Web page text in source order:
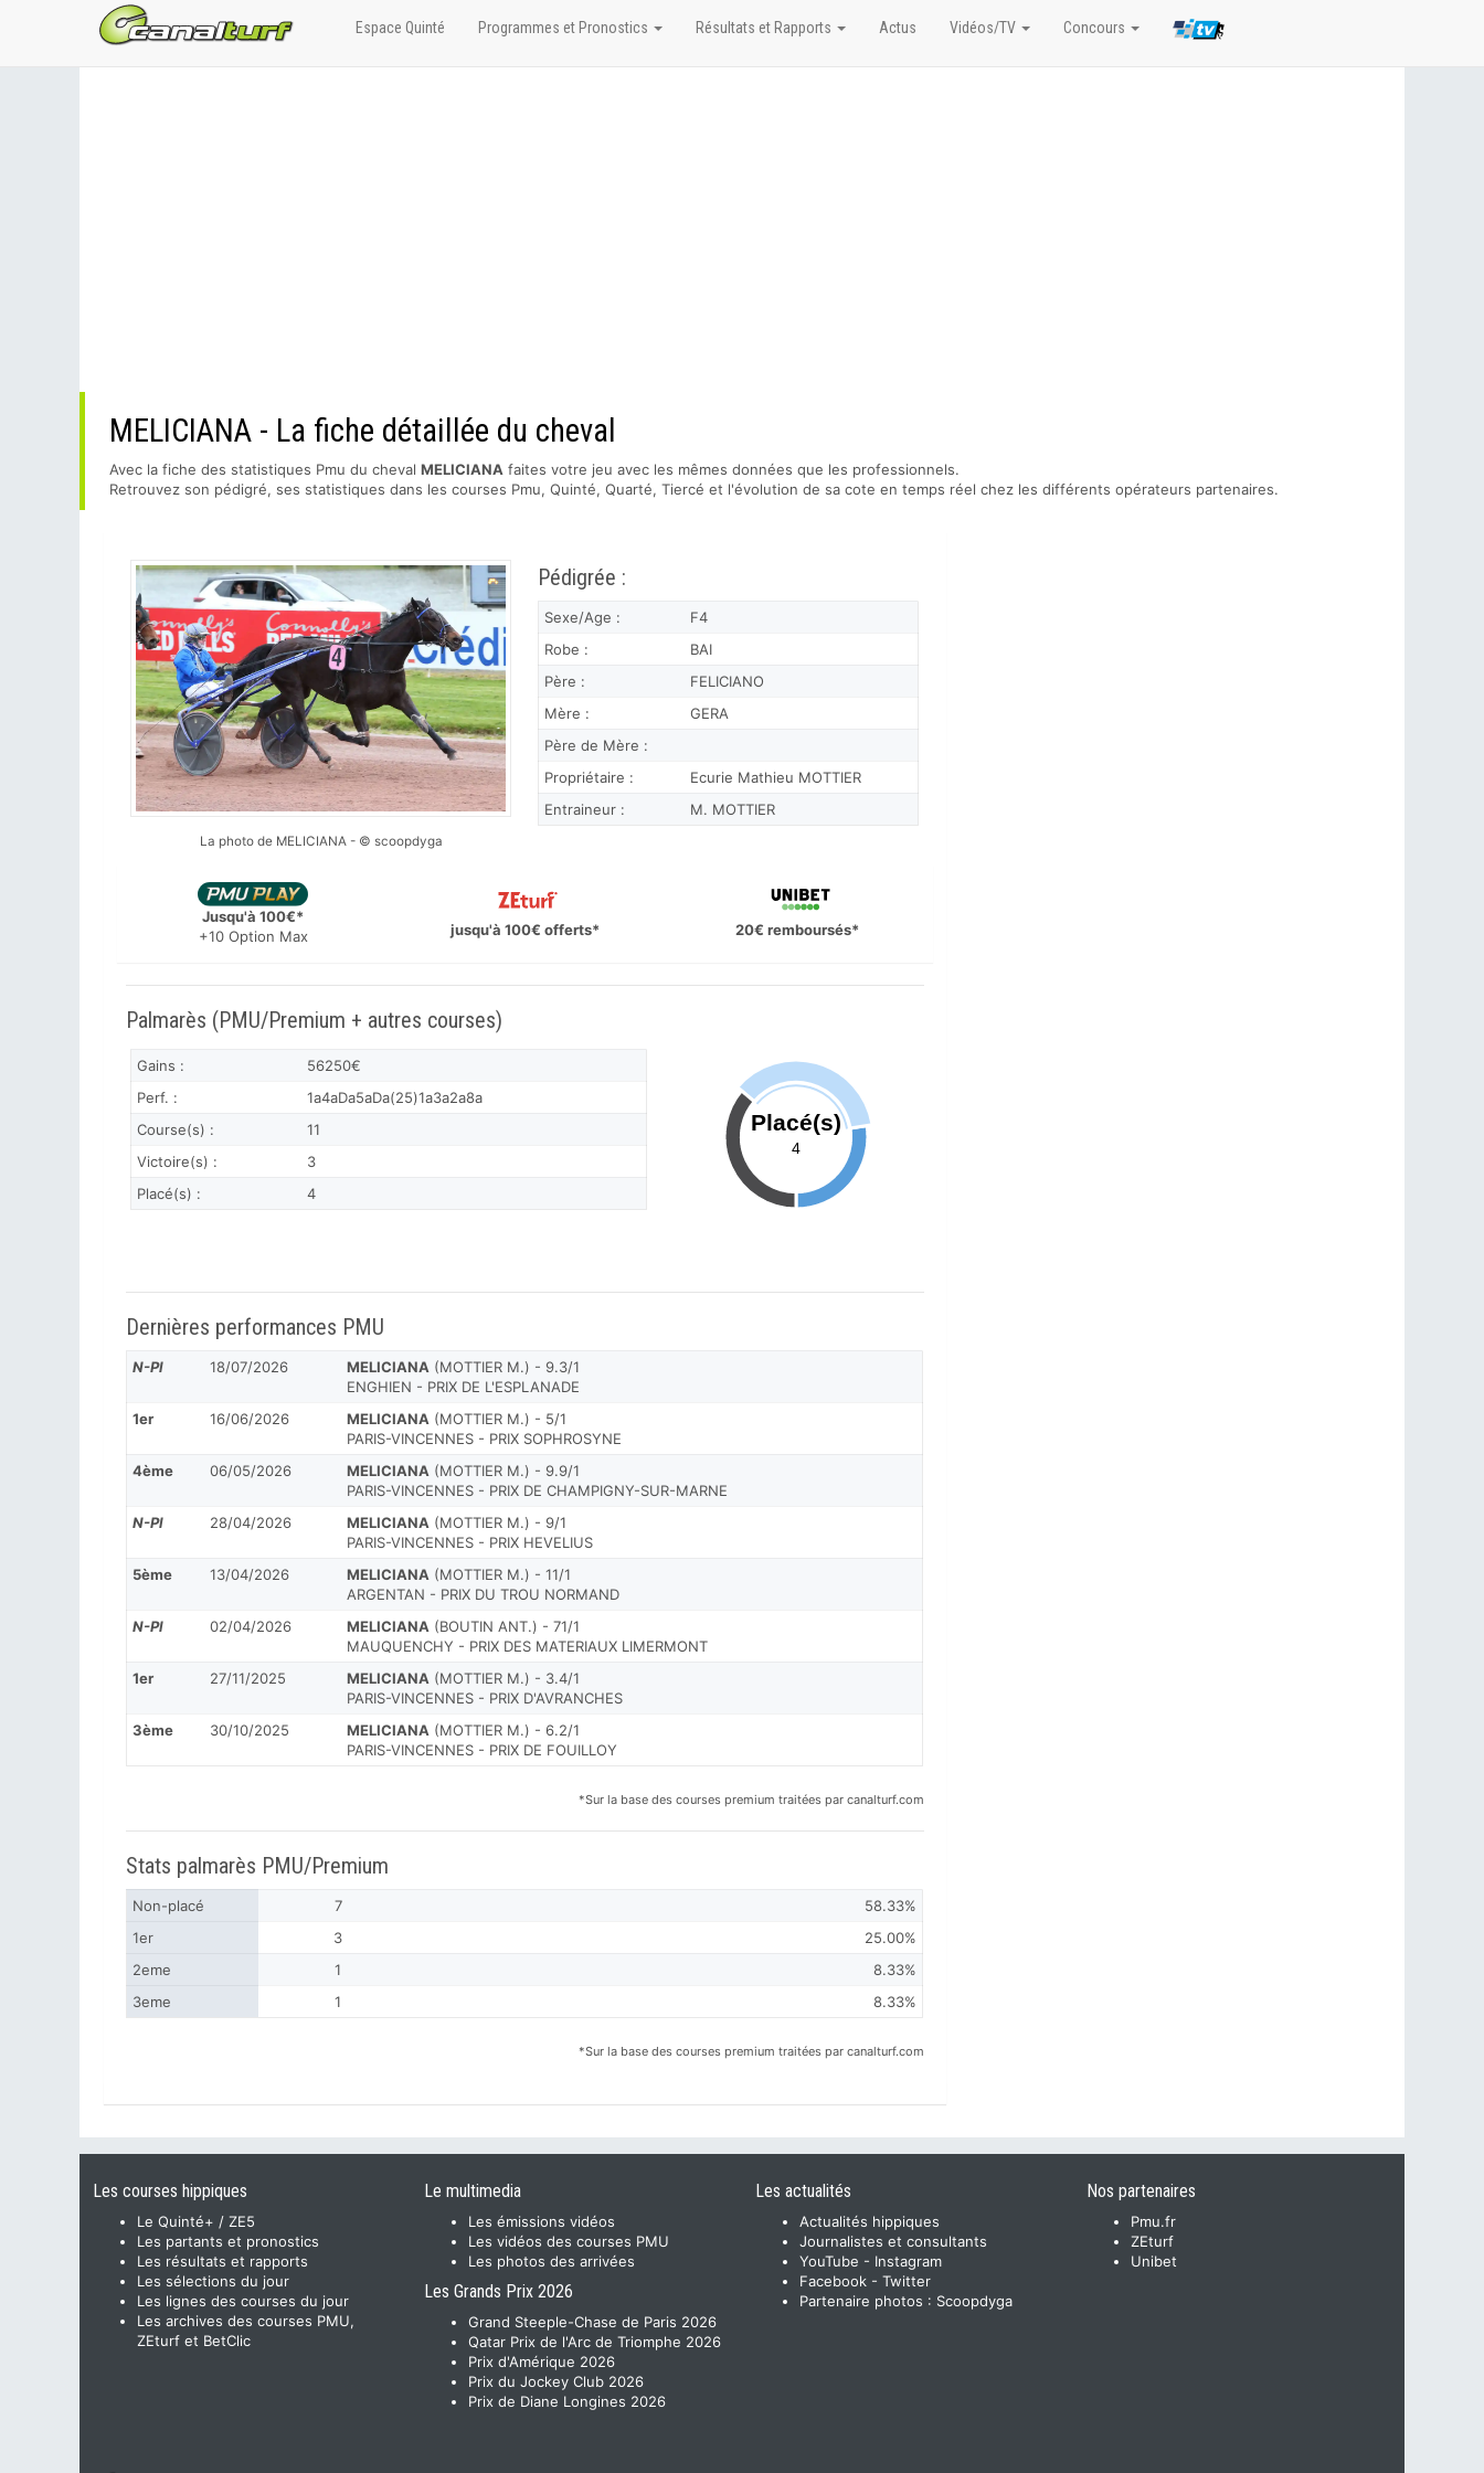
MELICIANA - La fiche détaillée du cheval
Avec la fiche des statistiques Pmu du cheval MELICIANA faites votre jeu avec les mêmes données que les professionnels.
Retrouvez son pédigré, ses statistiques dans les courses Pmu, Quinté, Quarté, Tiercé et l'évolution de sa cote en temps réel chez les différents opérateurs partenaires.
La photo de MELICIANA - © scoopdyga
Pédigrée :
Sexe/Age :
F4
Robe :
BAI
Père :
FELICIANO
Mère :
GERA
Père de Mère :
Propriétaire :
Ecurie Mathieu MOTTIER
Entraineur :
M. MOTTIER
Jusqu'à 100€*
+10 Option Max
jusqu'à 100€ offerts* 20€ remboursés*
Palmarès (PMU/Premium + autres courses)
Gains :
56250€
Perf. :
1a4aDa5aDa(25)1a3a2a8a
Course(s) :
11
Victoire(s) :
3
Placé(s) :
4
Placé(s)
4
Dernières performances PMU
N-Pl 18/07/2026 MELICIANA (MOTTIER M.) - 9.3/1
ENGHIEN - PRIX DE L'ESPLANADE
1er
16/06/2026 MELICIANA (MOTTIER M.) - 5/1
PARIS-VINCENNES - PRIX SOPHROSYNE
4ème
06/05/2026 MELICIANA (MOTTIER M.) - 9.9/1
PARIS-VINCENNES - PRIX DE CHAMPIGNY-SUR-MARNE
N-Pl
28/04/2026 MELICIANA (MOTTIER M.) - 9/1
PARIS-VINCENNES - PRIX HEVELIUS
5ème
13/04/2026 MELICIANA (MOTTIER M.) - 11/1
ARGENTAN - PRIX DU TROU NORMAND
N-Pl
02/04/2026 MELICIANA (BOUTIN ANT.) - 71/1
MAUQUENCHY - PRIX DES MATERIAUX LIMERMONT
1er
27/11/2025 MELICIANA (MOTTIER M.) - 3.4/1
PARIS-VINCENNES - PRIX D'AVRANCHES
3ème
30/10/2025 MELICIANA (MOTTIER M.) - 6.2/1
PARIS-VINCENNES - PRIX DE FOUILLOY
*Sur la base des courses premium traitées par canalturf.com
Stats palmarès PMU/Premium
Non-placé 7
58.33%
1er
3
25.00%
2eme
1
8.33%
3eme
1 8.33%
*Sur la base des courses premium traitées par canalturf.com
Espace Quinté Programmes et Pronostics Résultats et Rapports Actus Vidéos/TV Concours
Les courses hippiques
Le Quinté+ / ZE5
Les partants et pronostics
Les résultats et rapports
Les sélections du jour
Les lignes des courses du jour
Les archives des courses PMU,
ZEturf et BetClic
Le multimedia
Les émissions vidéos
Les vidéos des courses PMU
Les photos des arrivées
Les Grands Prix 2026
Grand Steeple-Chase de Paris 2026
Qatar Prix de l'Arc de Triomphe 2026
Prix d'Amérique 2026
Prix du Jockey Club 2026
Prix de Diane Longines 2026
Les actualités
Actualités hippiques
Journalistes et consultants
YouTube - Instagram
Facebook - Twitter
Partenaire photos : Scoopdyga
Nos partenaires
Pmu.fr
ZEturf
Unibet